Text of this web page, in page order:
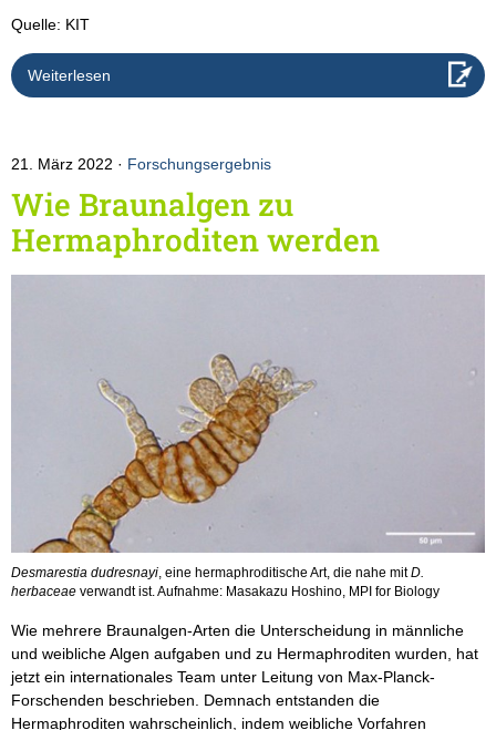
Quelle: KIT
Weiterlesen
21. März 2022 Forschungsergebnis
Wie Braunalgen zu
Hermaphroditen werden
Desmarestia dudresnayi, eine hermaphroditische Art, die nahe mitD.
herbaceae verwandt ist. Aufnahme: Masakazu Hoshino, MPI for Biology
Wie mehrere Braunalgen-Arten die Unterscheidung in männliche
und weibliche Algen aufgaben und zu Hermaphroditen wurden, hat
jetzt ein internationales Team unter Leitung von Max-Planck-
Forschenden beschrieben. Demnach entstanden die
Hermaphroditen wahrscheinlich, indem weibliche Vorfahren